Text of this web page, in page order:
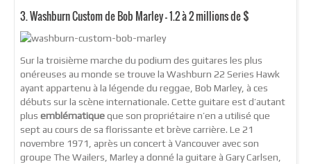
3. Washburn Custom de Bob Marley – 1.2 à 2 millions de $
Sur la troisième marche du podium des guitares les plus
onéreuses au monde se trouve la Washburn 22 Series Hawk
ayant appartenu à la légende du reggae, Bob Marley, à ces
débuts sur la scène internationale. Cette guitare est d’autant
plus emblématiqueque son propriétaire n’en a utilisé que
sept au cours de sa florissante et brève carrière. Le 21
novembre 1971, après un concert à Vancouver avec son
groupe The Wailers, Marley a donné la guitare à Gary Carlsen,